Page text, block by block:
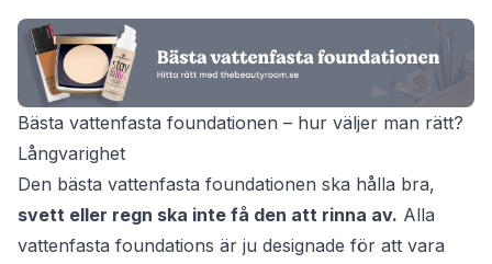
Bästa vattenfasta foundationen – hur väljer man rätt?
Långvarighet
Den bästa vattenfasta foundationen ska hålla bra,
svett eller regn ska inte få den att rinna av. Alla
vattenfasta foundations är ju designade för att vara